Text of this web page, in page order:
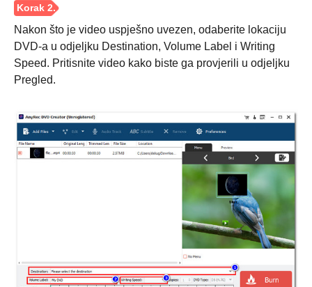
Korak 1.
Nakon što je video uspješno uvezen, odaberite lokaciju
DVD-a u odjeljku Destination, Volume Label i Writing
Speed. Pritisnite video kako biste ga provjerili u odjeljku
Pregled.